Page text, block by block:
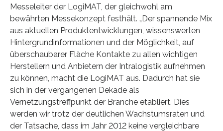
Messeleiter der LogiMAT, der gleichwohl am
bewährten Messekonzept festhält. „Der spannende Mix
aus aktuellen Produktentwicklungen, wissenswerten
Hintergrundinformationen und der Möglichkeit, auf
überschaubarer Fläche Kontakte zu allen wichtigen
Herstellern und Anbietern der Intralogistik aufnehmen
zu können, macht die LogiMAT aus. Dadurch hat sie
sich in der vergangenen Dekade als
Vernetzungstreffpunkt der Branche etabliert. Dies
werden wir trotz der deutlichen Wachstumsraten und
der Tatsache, dass im Jahr 2012 keine vergleichbare